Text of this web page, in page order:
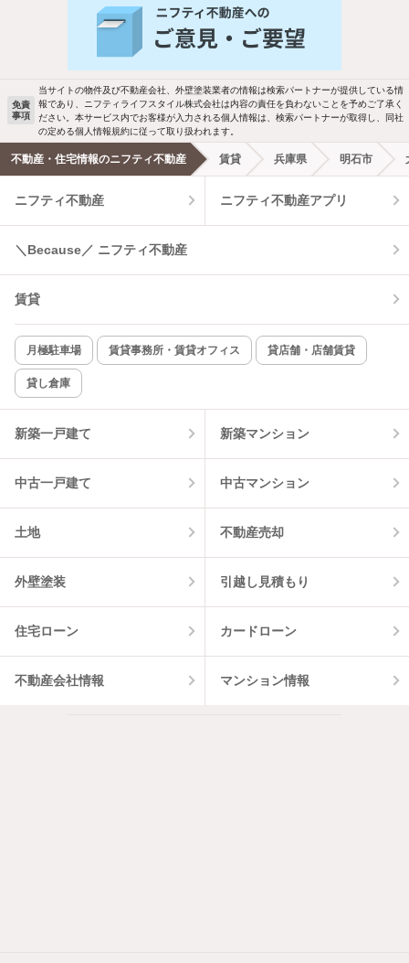
バス・トイレ別 2階以上
駐車場あり ペット相談
洗濯機置場あり 独立洗面台
エアコンあり 都市ガス
温水洗浄便座 オートロック
コンロ2口以上
新着のみ インターネット無料
該当件数:
6
免責
事項
当サイトの物件及び不動産会社、外壁塗装業者の情報は検索パートナーが提供している情
報であり、ニフティライフスタイル株式会社は内容の責任を負わないことを予めご了承く
ださい。本サービス内でお客様が入力される個人情報は、検索パートナーが取得し、同社
の定める個人情報規約に従って取り扱われます。
不動産・住宅情報のニフティ不動産 賃貸 兵庫県 明石市
ニフティ不動産 ニフティ不動産アプリ
＼Because／ ニフティ不動産
賃貸
月極駐車場 賃貸事務所・賃貸オフィス 貸店舗・店舗賃貸
貸し倉庫
新築一戸建て 新築マンション
中古一戸建て 中古マンション
土地 不動産売却
外壁塗装 引越し見積もり
住宅ローン カードローン
不動産会社情報 マンション情報